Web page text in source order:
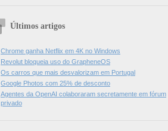
Últimos artigos
Chrome ganha Netflix em 4K no Windows
Revolut bloqueia uso do GrapheneOS
Os carros que mais desvalorizam em Portugal
Google Photos com 25% de desconto
Agentes da OpenAI colaboraram secretamente em fórum
privado